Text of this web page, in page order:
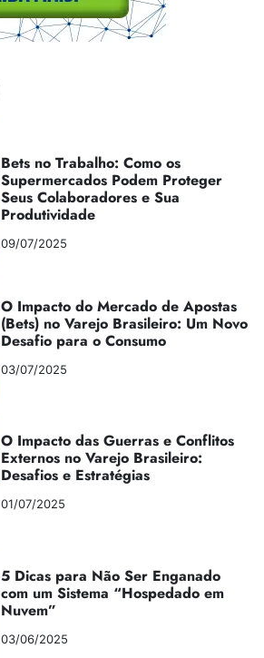
Bets no Trabalho: Como os
Supermercados Podem Proteger
Seus Colaboradores e Sua
Produtividade
09/07/2025
O Impacto do Mercado de Apostas
(Bets) no Varejo Brasileiro: Um Novo
Desafio para o Consumo
03/07/2025
O Impacto das Guerras e Conflitos
Externos no Varejo Brasileiro:
Desafios e Estratégias
01/07/2025
5 Dicas para Não Ser Enganado
com um Sistema “Hospedado em
Nuvem”
03/06/2025